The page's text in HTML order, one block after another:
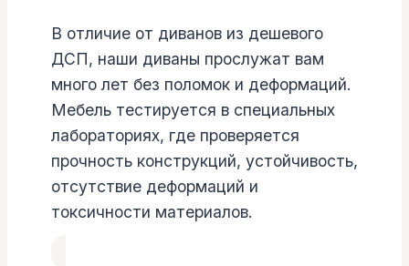
В отличие от диванов из дешевого
ДСП, наши диваны прослужат вам
много лет без поломок и деформаций.
Мебель тестируется в специальных
лабораториях, где проверяется
прочность конструкций, устойчивость,
отсутствие деформаций и
токсичности материалов.